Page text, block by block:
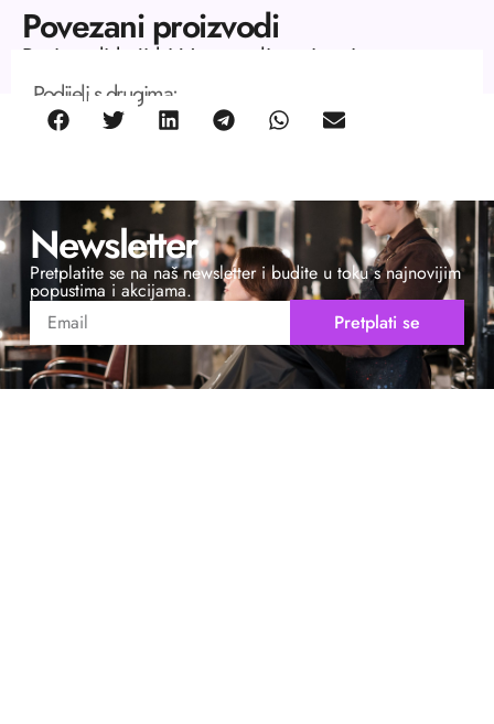
Povezani proizvodi
Proizvodi koji bi Vas mogli zanimati.
Podijeli s drugima:
Newsletter
Pretplatite se na naš newsletter i budite u toku s najnovijim
popustima i akcijama.
Pretplati se